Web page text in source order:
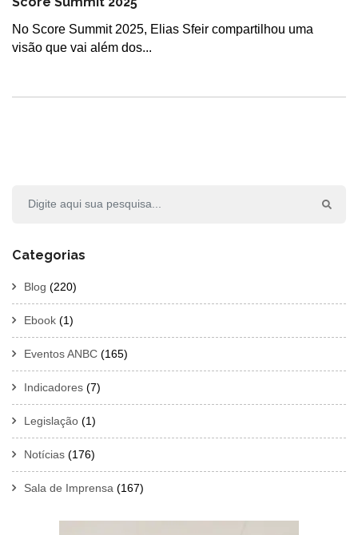
No Score Summit 2025, Elias Sfeir compartilhou uma
visão que vai além dos...
Categorias
Blog (220)
Ebook (1)
Eventos ANBC (165)
Indicadores (7)
Legislação (1)
Notícias (176)
Sala de Imprensa (167)